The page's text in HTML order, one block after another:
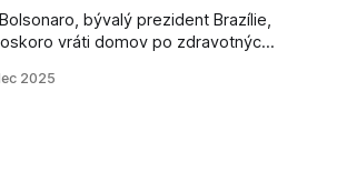
bývalý prezident Brazílie,
vráti domov po zdravotných
2025